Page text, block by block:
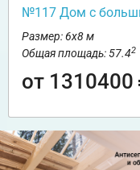
№117 Дом с
Размер: 6х8 м
Общая площадь: 57.42
от 1310400